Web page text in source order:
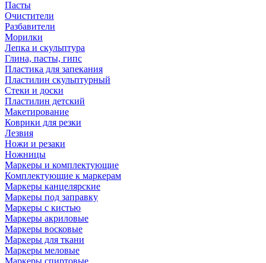
Пасты
Очистители
Разбавители
Морилки
Лепка и скульптура
Глина, пасты, гипс
Пластика для запекания
Пластилин скульптурный
Стеки и доски
Пластилин детский
Макетирование
Коврики для резки
Лезвия
Ножи и резаки
Ножницы
Маркеры и комплектующие
Комплектующие к маркерам
Маркеры канцелярские
Маркеры под заправку
Маркеры с кистью
Маркеры акриловые
Маркеры восковые
Маркеры для ткани
Маркеры меловые
Маркеры спиртовые